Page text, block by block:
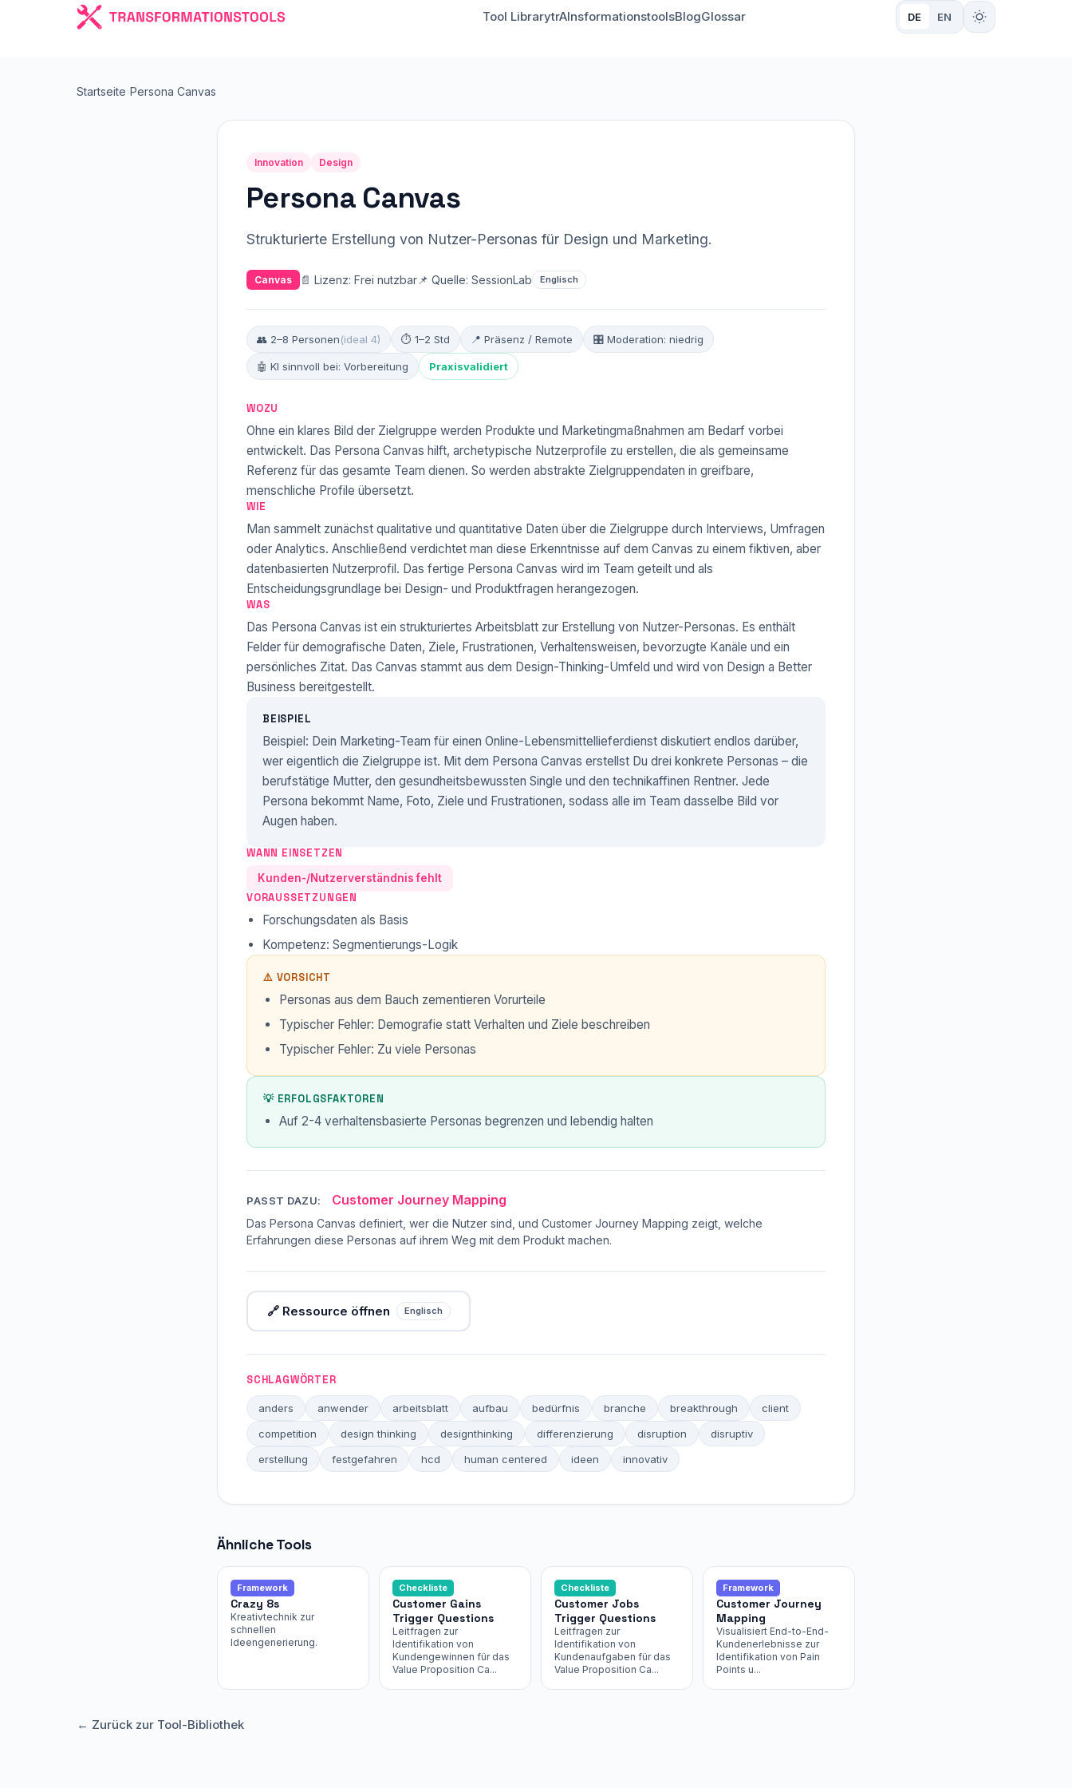
Tool LibrarytrAInsformationstoolsBlogGlossar DE EN
Startseite Persona Canvas
Innovation Design
Persona Canvas
Strukturierte Erstellung von Nutzer-Personas für Design und Marketing.
Canvas 📄 Lizenz: Frei nutzbar📌 Quelle: SessionLab Englisch
👥 2–8 Personen(ideal 4) ⏱ 1–2 Std 📍 Präsenz / Remote 🎛 Moderation: niedrig
🤖 KI sinnvoll bei: Vorbereitung Praxisvalidiert
WOZU
Ohne ein klares Bild der Zielgruppe werden Produkte und Marketingmaßnahmen am Bedarf vorbei
entwickelt. Das Persona Canvas hilft, archetypische Nutzerprofile zu erstellen, die als gemeinsame
Referenz für das gesamte Team dienen. So werden abstrakte Zielgruppendaten in greifbare,
menschliche Profile übersetzt.
WIE
Man sammelt zunächst qualitative und quantitative Daten über die Zielgruppe durch Interviews, Umfragen
oder Analytics. Anschließend verdichtet man diese Erkenntnisse auf dem Canvas zu einem fiktiven, aber
datenbasierten Nutzerprofil. Das fertige Persona Canvas wird im Team geteilt und als
Entscheidungsgrundlage bei Design- und Produktfragen herangezogen.
WAS
Das Persona Canvas ist ein strukturiertes Arbeitsblatt zur Erstellung von Nutzer-Personas. Es enthält
Felder für demografische Daten, Ziele, Frustrationen, Verhaltensweisen, bevorzugte Kanäle und ein
persönliches Zitat. Das Canvas stammt aus dem Design-Thinking-Umfeld und wird von Design a Better
Business bereitgestellt.
BEISPIEL
Beispiel: Dein Marketing-Team für einen Online-Lebensmittellieferdienst diskutiert endlos darüber,
wer eigentlich die Zielgruppe ist. Mit dem Persona Canvas erstellst Du drei konkrete Personas – die
berufstätige Mutter, den gesundheitsbewussten Single und den technikaffinen Rentner. Jede
Persona bekommt Name, Foto, Ziele und Frustrationen, sodass alle im Team dasselbe Bild vor
Augen haben.
WANN EINSETZEN
Kunden-/Nutzerverständnis fehlt
VORAUSSETZUNGEN
Forschungsdaten als Basis
Kompetenz: Segmentierungs-Logik
⚠️ VORSICHT
Personas aus dem Bauch zementieren Vorurteile
Typischer Fehler: Demografie statt Verhalten und Ziele beschreiben
Typischer Fehler: Zu viele Personas
💡 ERFOLGSFAKTOREN
Auf 2-4 verhaltensbasierte Personas begrenzen und lebendig halten
PASST DAZU: Customer Journey Mapping
Das Persona Canvas definiert, wer die Nutzer sind, und Customer Journey Mapping zeigt, welche
Erfahrungen diese Personas auf ihrem Weg mit dem Produkt machen.
🔗 Ressource öffnen Englisch
SCHLAGWÖRTER
anders anwender arbeitsblatt aufbau bedürfnis branche breakthrough
client
competition
design thinking designthinking differenzierung disruption
disruptiv
erstellung
festgefahren hcd human centered ideen innovativ
Ähnliche Tools
Framework
Crazy 8s
Kreativtechnik zur
schnellen
Ideengenerierung.
Checkliste
Customer Gains
Trigger Questions
Leitfragen zur
Identifikation von
Kundengewinnen für das
Value Proposition Ca...
Checkliste
Customer Jobs
Trigger Questions
Leitfragen zur
Identifikation von
Kundenaufgaben für das
Value Proposition Ca...
Framework
Customer Journey
Mapping
Visualisiert End-to-End-
Kundenerlebnisse zur
Identifikation von Pain
Points u...
← Zurück zur Tool-Bibliothek